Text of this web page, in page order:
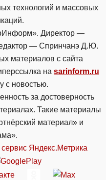
технологий и массовых
Директор —
— Спринчанэ Д.Ю.
материалов с сайта
на sarinform.ru
с новостью.
за достоверность
Такие материалы
материал» и
Яндекс.Метрика